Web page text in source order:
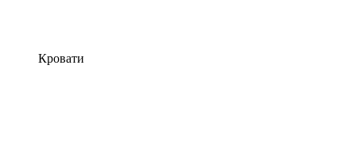
Кровати